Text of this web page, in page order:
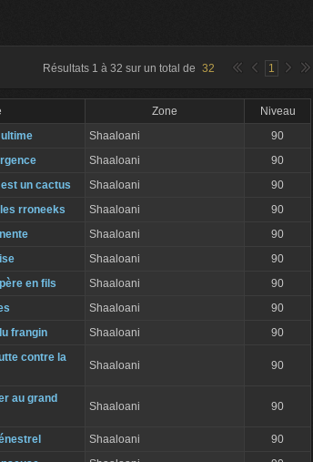
Résultats 1 à 32 sur un total de 32 1
Zone
Niveau
Shaaloani
90
Shaaloani
90
un cactus
Shaaloani
90
rroneeks
Shaaloani
90
Shaaloani
90
Shaaloani
90
en fils
Shaaloani
90
Shaaloani
90
frangin
Shaaloani
90
contre la
Shaaloani 90
au grand
Shaaloani 90
Shaaloani
90